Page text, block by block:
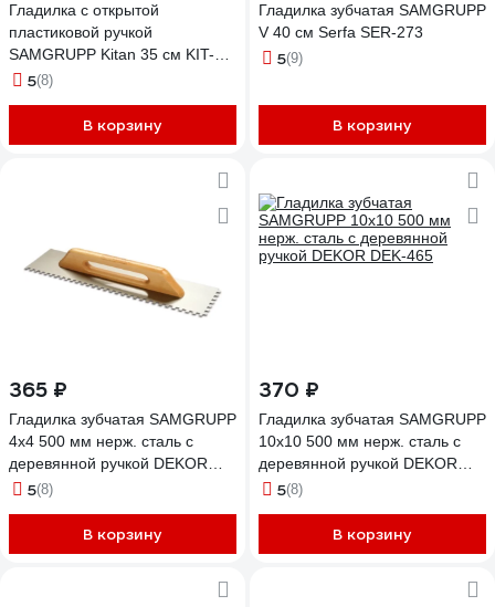
Гладилка с открытой
пластиковой ручкой
SAMGRUPP Kitan 35 см KIT-
056
5(8)
В корзину
Гладилка зубчатая SAMGRUPP
V 40 см Serfa SER-273
5(9)
В корзину
365 ₽
Гладилка зубчатая SAMGRUPP
4х4 500 мм нерж. сталь с
деревянной ручкой DEKOR
DEK-445
5(8)
В корзину
370 ₽
Гладилка зубчатая SAMGRUPP
10х10 500 мм нерж. сталь с
деревянной ручкой DEKOR
DEK-465
5(8)
В корзину